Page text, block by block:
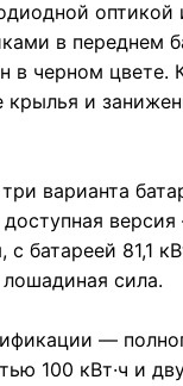
оптикой
в переднем
в черном цвете.
крылья и
варианта
с батареей 81,1
сила.
—
100 кВт·ч и